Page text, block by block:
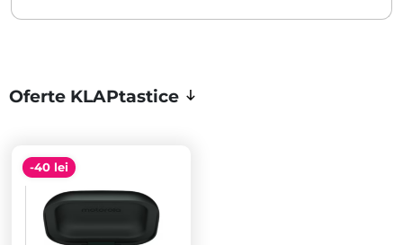
Oferte KLAPtastice
-40 lei